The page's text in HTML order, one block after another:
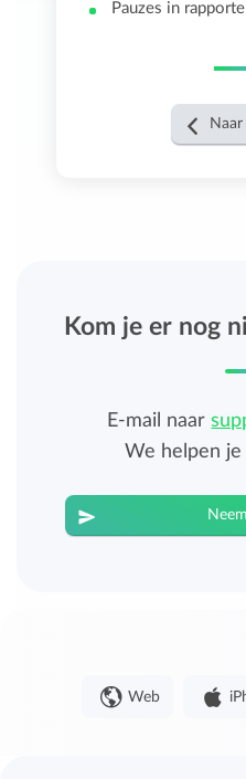
Pauzes in
Kom je er nog
E-mail naar
We helpen je
Web